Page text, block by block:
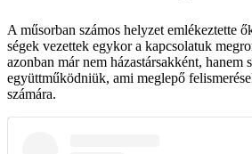
A műsorban számos helyzet emlékeztette
ségek vezettek egykor a kapcsolatuk
azonban már nem házastársakként, hanem
együttműködniük, ami meglepő
számára.